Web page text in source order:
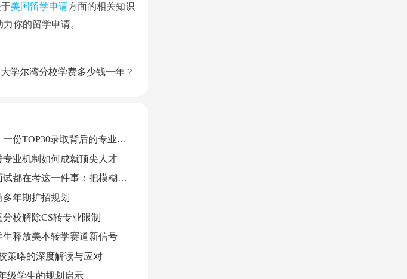
美国留学申请方面的相关知识
你的留学申请。
学尔湾分校学费多少钱一年？
从美本到斯坦福：一份TOP30录取背后的专业支撑
专业机制如何成就顶尖人才
顶尖大学文书和面试都在考这一件事：把模糊关心变成精准问题
年期扩招规划
校解除CS转专业限制
释放美本转学赛道新信号
策略的深度解读与应对
级学生的规划启示